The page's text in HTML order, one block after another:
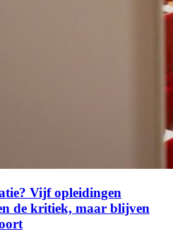
Vijf opleidingen
de kritiek, maar blijven